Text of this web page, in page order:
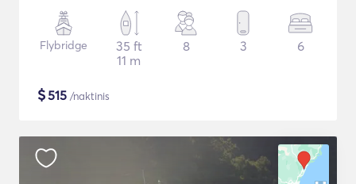
Flybridge
35 ft
11 m
8 3 6
$515 /naktinis